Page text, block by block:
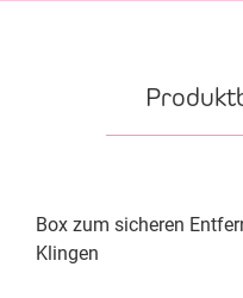
Box zum sicheren
Klingen